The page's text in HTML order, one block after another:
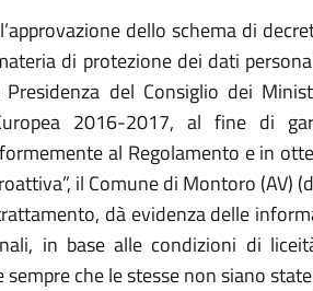
dello schema di
di protezione dei dati
del Consiglio dei
2016-2017, al fine di
al Regolamento e in
il Comune di Montoro (AV)
dà evidenza delle
in base alle condizioni di
che le stesse non siano